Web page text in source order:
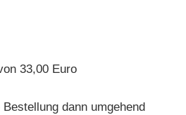
33,00 Euro
dann umgehend